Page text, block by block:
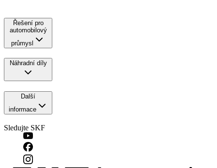
Řešení pro
automobilový
průmysl
Náhradní díly
Další
informace
Sledujte SKF